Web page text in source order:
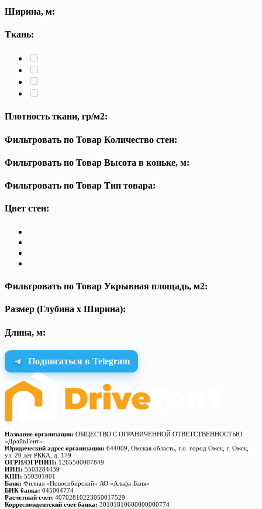
Ширина, м:
Ткань:
Плотность ткани, гр/м2:
Фильтровать по Товар Количество стен:
Фильтровать по Товар Высота в коньке, м:
Фильтровать по Товар Тип товара:
Цвет стен:
Фильтровать по Товар Укрывная площадь, м2:
Размер (Глубина х Ширина):
Длина, м:
Подписаться в Telegram
Название организации: ОБЩЕСТВО С ОГРАНИЧЕННОЙ ОТВЕТСТВЕННОСТЬЮ
«ДрайвТент»
Юридический адрес организации: 644009, Омская область, г.о. город Омск, г. Омск,
ул. 20 лет РККА, д. 179
ОГРН/ОГРНИП: 1265500007849
ИНН: 5503284439
КПП: 550301001
Банк: Филиал «Новосибирский» АО «Альфа-Банк»
БИК банка: 045004774
Расчетный счет: 40702810223050017529
Корреспондентский счет банка: 30101810600000000774